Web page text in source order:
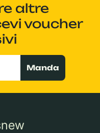
altre
voucher
Manda